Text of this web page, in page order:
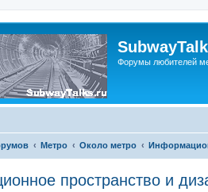
Форумы любителей
Метро Около метро
пространство и